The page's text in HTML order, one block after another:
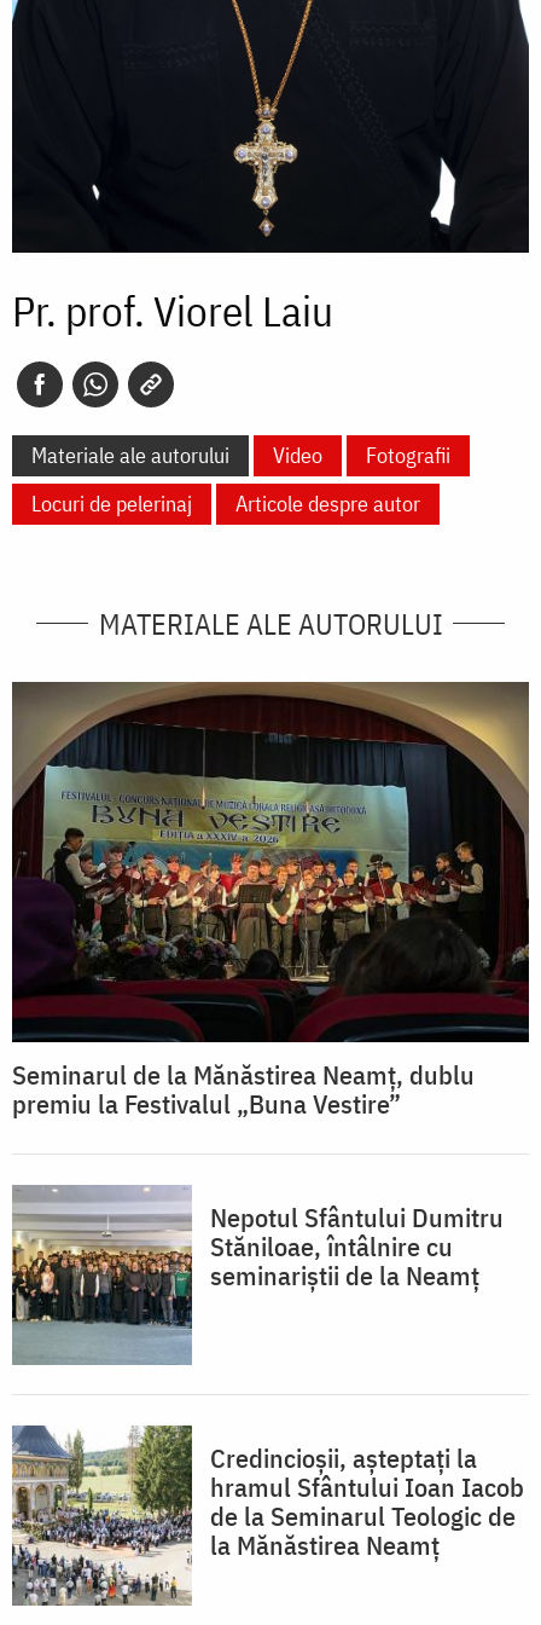
Pr. prof. Viorel Laiu
Materiale ale autorului Video
Fotografii
Locuri de pelerinaj
Articole despre autor
MATERIALE ALE AUTORULUI
Seminarul de la Mănăstirea Neamț, dublu
premiu la Festivalul „Buna Vestire”
Nepotul Sfântului Dumitru
Stăniloae, întâlnire cu
seminariștii de la Neamț
Credincioșii, așteptați la
hramul Sfântului Ioan Iacob
de la Seminarul Teologic de
la Mănăstirea Neamț